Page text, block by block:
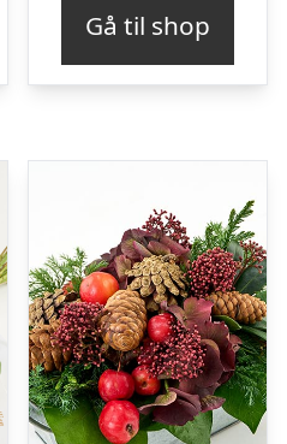
Gå til shop